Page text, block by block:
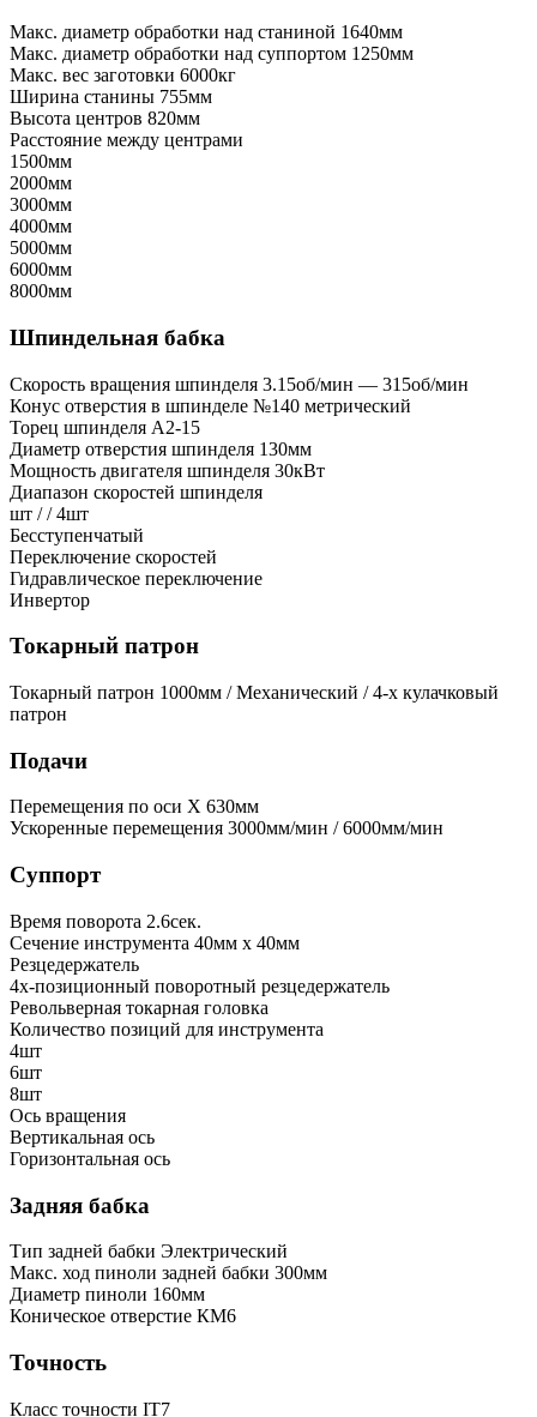
Макс. диаметр обработки над станиной 1640мм
Макс. диаметр обработки над суппортом 1250мм
Макс. вес заготовки 6000кг
Ширина станины 755мм
Высота центров 820мм
Расстояние между центрами
1500мм
2000мм
3000мм
4000мм
5000мм
6000мм
8000мм
Шпиндельная бабка
Скорость вращения шпинделя 3.15об/мин — 315об/мин
Конус отверстия в шпинделе №140 метрический
Торец шпинделя A2-15
Диаметр отверстия шпинделя 130мм
Мощность двигателя шпинделя 30кВт
Диапазон скоростей шпинделя
шт / / 4шт
Бесступенчатый
Переключение скоростей
Гидравлическое переключение
Инвертор
Токарный патрон
Токарный патрон 1000мм / Механический / 4-х кулачковый
патрон
Подачи
Перемещения по оси X 630мм
Ускоренные перемещения 3000мм/мин / 6000мм/мин
Суппорт
Время поворота 2.6сек.
Сечение инструмента 40мм x 40мм
Резцедержатель
4х-позиционный поворотный резцедержатель
Револьверная токарная головка
Количество позиций для инструмента
4шт
6шт
8шт
Ось вращения
Вертикальная ось
Горизонтальная ось
Задняя бабка
Тип задней бабки Электрический
Макс. ход пиноли задней бабки 300мм
Диаметр пиноли 160мм
Коническое отверстие КМ6
Точность
Класс точности IT7